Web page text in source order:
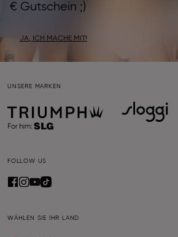
€ Gutschein ;)
JA, ICH MACHE MIT!
UNSERE MARKEN
FOLLOW US
WÄHLEN SIE IHR LAND